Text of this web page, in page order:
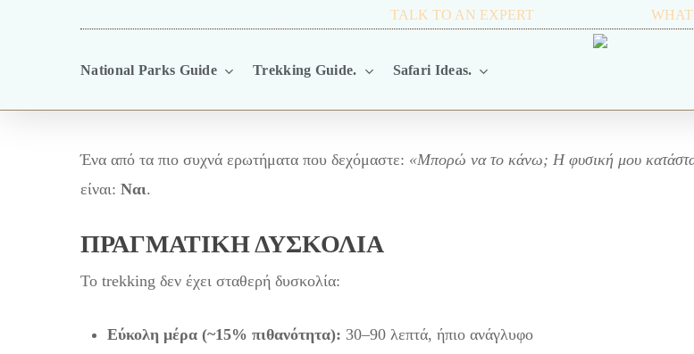
TALK TO AN EXPERT
National Parks Guide Trekking Guide. Safari Ideas.
Ένα από τα πιο συχνά ερωτήματα που δεχόμαστε: «Μπορώ να το κάνω; Η φυσική μου
είναι: Ναι.
ΠΡΑΓΜΑΤΙΚΉ ΔΥΣΚΟΛΊΑ
Το trekking δεν έχει σταθερή δυσκολία:
Εύκολη μέρα (~15% πιθανότητα): 30–90 λεπτά, ήπιο ανάγλυφο